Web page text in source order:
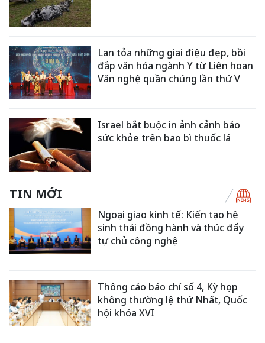
Lan tỏa những giai điệu đẹp, bồi
đắp văn hóa ngành Y từ Liên hoan
Văn nghệ quần chúng lần thứ V
Israel bắt buộc in ảnh cảnh báo
sức khỏe trên bao bì thuốc lá
TIN MỚI
Ngoại giao kinh tế: Kiến tạo hệ
sinh thái đồng hành và thúc đẩy
tự chủ công nghệ
Thông cáo báo chí số 4, Kỳ họp
không thường lệ thứ Nhất, Quốc
hội khóa XVI